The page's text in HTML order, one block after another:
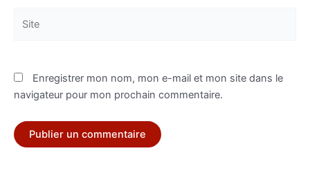
Enregistrer mon nom, mon e-mail et mon site dans le
navigateur pour mon prochain commentaire.